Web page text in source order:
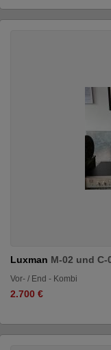
Luxman M-02 und
Vor- / End - Kombi
2.700 €